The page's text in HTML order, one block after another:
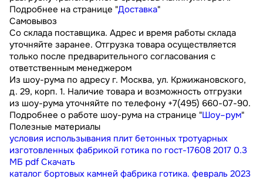
Подробнее на странице "Доставка"
Самовывоз
Со склада поставщика. Адрес и время работы склада
уточняйте заранее. Отгрузка товара осуществляется
только после предварительного согласования с
ответственным менеджером
Из шоу-рума по адресу г. Москва, ул. Кржижановского,
д. 29, корп. 1. Наличие товара и возможность отгрузки
из шоу-рума уточняйте по телефону +7(495) 660-07-90.
Подробнее о работе шоу-рума на странице "Шоу–рум"
Полезные материалы
условия использывания плит бетонных тротуарных
изготовленных фабрикой готика по гост-17608 2017 0.3
МБ pdf Скачать
каталог бортовых камней фабрика готика. февраль 2023